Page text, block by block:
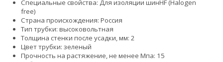
Специальные свойства: Для изоляции шинHF (Halogen
free)
Страна происхождения: Россия
Тип трубки: высоковольтная
Толщина стенки после усадки, мм: 2
Цвет трубки: зеленый
Прочность на растяжение, не менее Мпа: 15